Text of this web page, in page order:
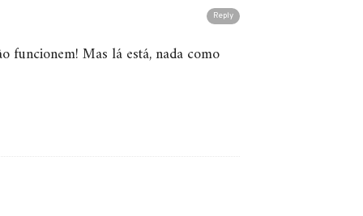
Reply
funcionem! Mas lá está, nada como